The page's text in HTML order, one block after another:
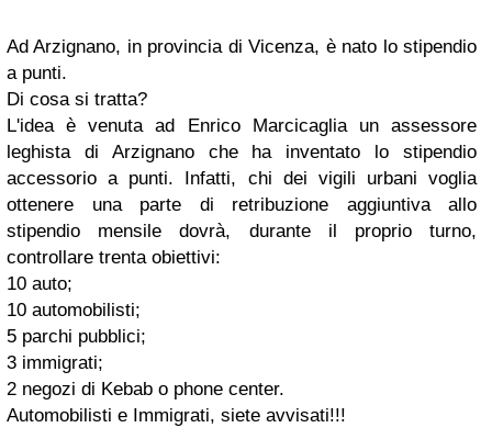
Ad Arzignano, in provincia di Vicenza, è nato lo stipendio
a punti.
Di cosa si tratta?
L'idea è venuta ad Enrico Marcicaglia un assessore
leghista di Arzignano che ha inventato lo stipendio
accessorio a punti. Infatti, chi dei vigili urbani voglia
ottenere una parte di retribuzione aggiuntiva allo
stipendio mensile dovrà, durante il proprio turno,
controllare trenta obiettivi:
10 auto;
10 automobilisti;
5 parchi pubblici;
3 immigrati;
2 negozi di Kebab o phone center.
Automobilisti e Immigrati, siete avvisati!!!